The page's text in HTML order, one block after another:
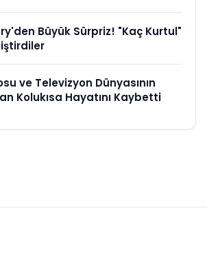
Büyük Sürpriz! "Kaç Kurtul"
ve Televizyon Dünyasının
Kolukısa Hayatını Kaybetti